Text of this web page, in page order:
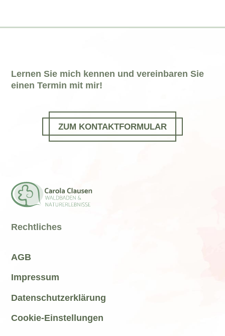
Lernen Sie mich kennen und vereinbaren Sie
einen Termin mit mir!
ZUM KONTAKTFORMULAR
Rechtliches
AGB
Impressum
Datenschutzerklärung
Cookie-Einstellungen